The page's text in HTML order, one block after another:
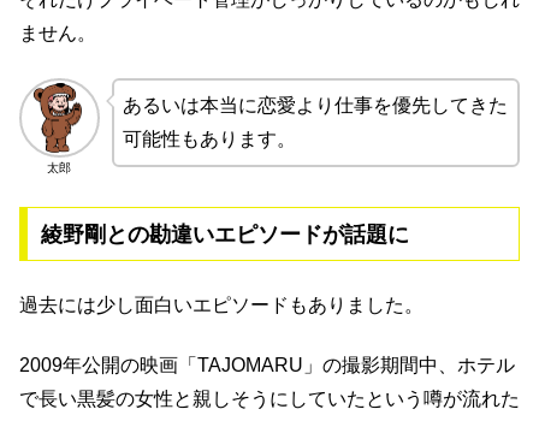
ません。
太郎
あるいは本当に恋愛より仕事を優先してきた
可能性もあります。
綾野剛との勘違いエピソードが話題に
過去には少し面白いエピソードもありました。
2009年公開の映画「TAJOMARU」の撮影期間中、ホテル
で長い黒髪の女性と親しそうにしていたという噂が流れた